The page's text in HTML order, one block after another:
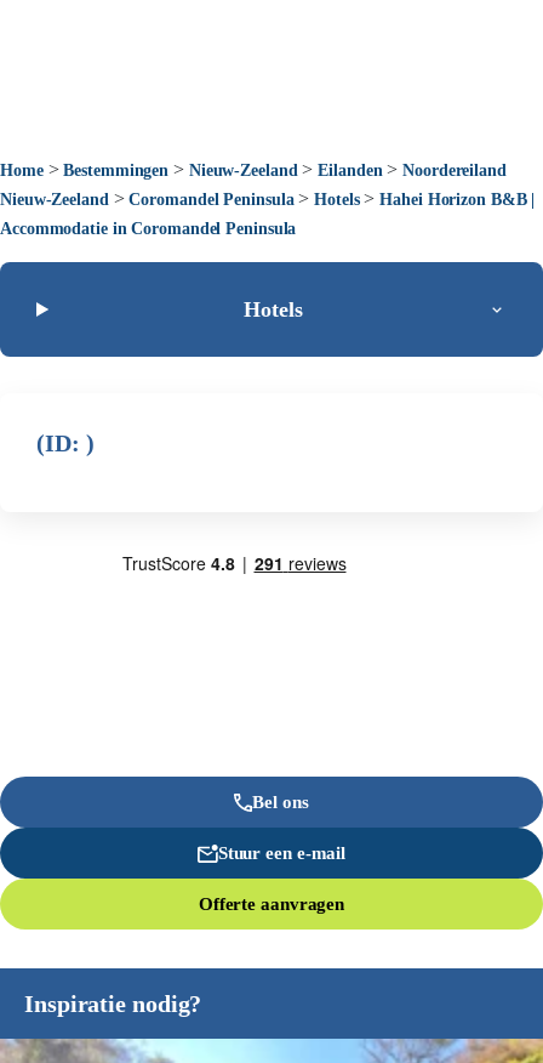
Home>Bestemmingen > Nieuw-Zeeland >Eilanden >Noordereiland
Nieuw-Zeeland >Coromandel Peninsula>Hotels>Hahei Horizon B&B |
Accommodatie in Coromandel Peninsula
Hotels
(ID: )
Bel ons
Stuur een e-mail
Offerte aanvragen
Inspiratie nodig?